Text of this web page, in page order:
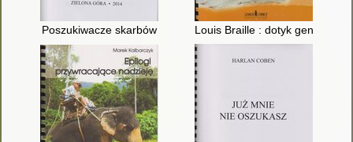
Poszukiwacze skarbów Louis Braille : dotyk geniuszu.